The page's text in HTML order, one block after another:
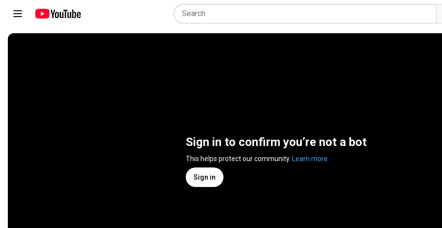
Sign in to confirm you’re not a bot
This helps protect our community. Learn more
Sign in